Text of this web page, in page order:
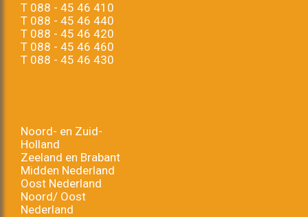
T 088 - 45 46 410
T 088 - 45 46 440
T 088 - 45 46 420
T 088 - 45 46 460
T 088 - 45 46 430
Noord- en Zuid-
Holland
Zeeland en Brabant
Midden Nederland
Oost Nederland
Noord/ Oost
Nederland